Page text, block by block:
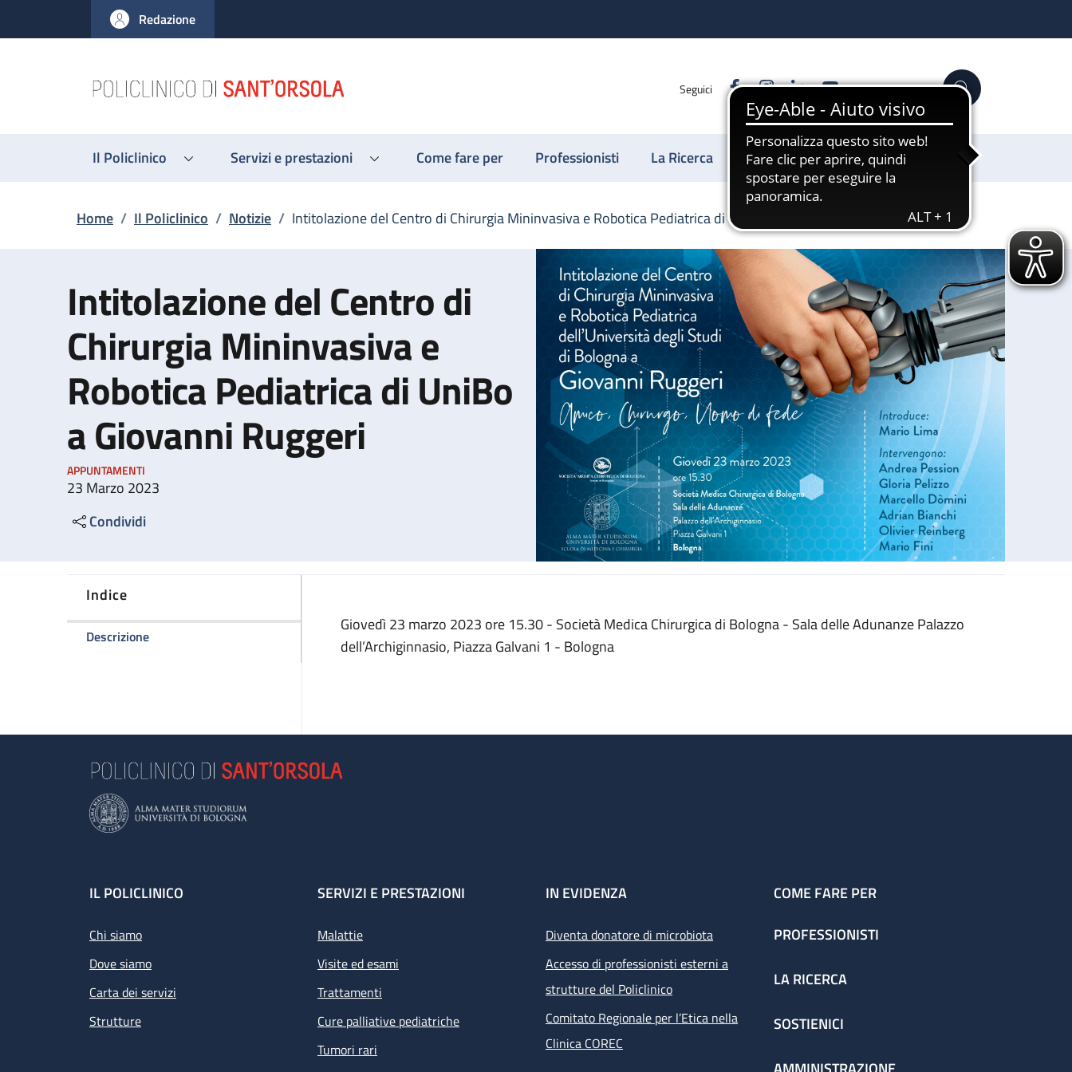
al contenuto principale
to footer content
Redazione
Seguici FacebookInstagram
LinkedinYouTube Cerca
Il Policlinico Servizi e prestazioni Come fare per Professionisti La Ricerca Sostienici
Briciole di pane
Home / Il Policlinico / Notizie / Intitolazione del Centro di Chirurgia Mininvasiva e Robotica Pediatrica di UniBo a Giovanni Ruggeri
Intitolazione del Centro di
Chirurgia Mininvasiva e
Robotica Pediatrica di UniBo
a Giovanni Ruggeri
APPUNTAMENTI
23 Marzo 2023
Condividi
Indice
Descrizionedella pagina Intitolazione del Centro di Chirurgia Mininvasiva e Robotica Pediatrica di UniBo a Giovanni Ruggeri
Giovedì 23 marzo 2023 ore 15.30 - Società Medica Chirurgica di Bologna - Sala delle Adunanze Palazzo
dell’Archiginnasio, Piazza Galvani 1 - Bologna
Footer
IL POLICLINICO
Chi siamo
Dove siamo
Carta dei servizi
Strutture
SERVIZI E PRESTAZIONI
Malattie
Visite ed esami
Trattamenti
Cure palliative pediatriche
Tumori rari
IN EVIDENZA
Diventa donatore di microbiota
Accesso di professionisti esterni a
strutture del Policlinico
Comitato Regionale per l’Etica nella
Clinica COREC
COME FARE PER
PROFESSIONISTI
LA RICERCA
SOSTIENICI